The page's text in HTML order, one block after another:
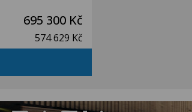
695 300 Kč
574 629 Kč